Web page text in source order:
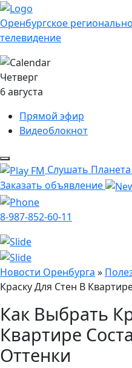
Оренбургское
телевидение
Четверг
6 августа
Прямой эфир
Видеоблокнот
Слушать Планета
Заказать объявление
8-987-852-60-11
Новости Оренбурга »
Краску Для Стен В
Как Выбрать
Квартире
Оттенки